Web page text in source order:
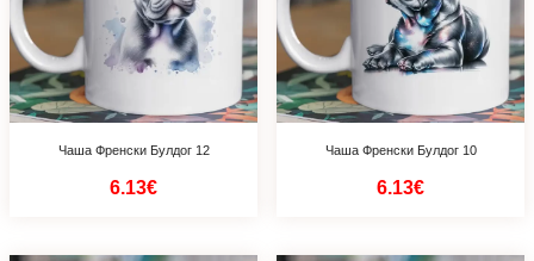
Чаша Френски Булдог 12
6.13€
Чаша Френски Булдог 10
6.13€